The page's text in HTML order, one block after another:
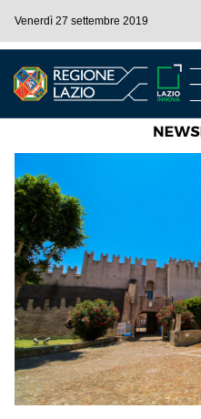
Venerdì 27 settembre 2019